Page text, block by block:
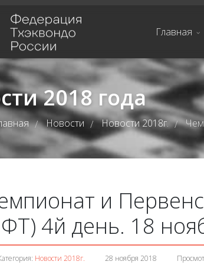
Главная
2018 года
/ Новости / Новости 2018г. /
и
4й день. 18
Новости 2018г. 28 ноября 2018